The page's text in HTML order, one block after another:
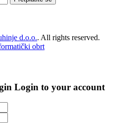
d.o.o.. All rights reserved.
obrt
Login to your account